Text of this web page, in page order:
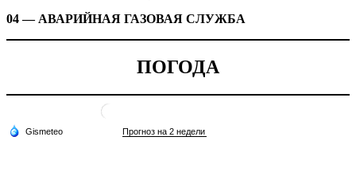
04 — АВАРИЙНАЯ ГАЗОВАЯ СЛУЖБА
ПОГОДА